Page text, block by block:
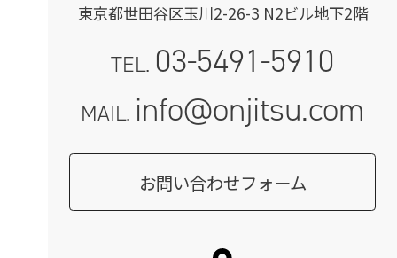
東京都世田谷区玉川2-26-3 N2ビル地下2階
TEL. 03-5491-5910
MAIL. info@onjitsu.com
お問い合わせフォーム